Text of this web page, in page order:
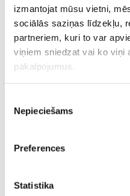
izmantojat mūsu vietni,
sociālās saziņas līdzekļu,
partneriem, kuri to var
viņiem sniedzat vai ko viņi
pakalpojumus.
izvēle
Nepieciešams
Preferences
Statistika
SKU
MANUFACTURER CODE
DELIVERY TIME IF THE PRODUCT
IS NOT IN STOCK IN RIGA